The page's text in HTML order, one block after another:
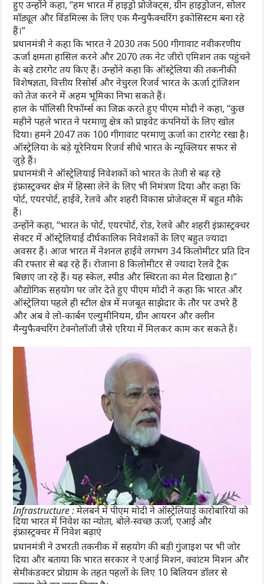
हुए उन्होंने कहा, “हम भारत में हाइड्रो प्रोजेक्ट्स, ग्रीन हाइड्रोजन, सोलर
मॉड्यूल और विंडमिल्स के लिए एक मैन्युफैक्चरिंग इकोसिस्टम बना रहे
हैं।”
प्रधानमंत्री ने कहा कि भारत ने 2030 तक 500 गीगावाट नवीकरणीय
ऊर्जा क्षमता हासिल करने और 2070 तक नेट जीरो एमिशन तक पहुंचने
के बड़े टारगेट तय किए हैं। उन्होंने कहा कि ऑस्ट्रेलिया की तकनीकी
विशेषज्ञता, वित्तीय रिसोर्स और नेचुरल रिजर्व भारत के ऊर्जा ट्रांजिशन
को तेज करने में अहम भूमिका निभा सकते हैं।
हाल के पॉलिसी रिफॉर्म्स का जिक्र करते हुए पीएम मोदी ने कहा, “कुछ
महीने पहले भारत ने परमाणु क्षेत्र को प्राइवेट कंपनियों के लिए खोल
दिया। हमने 2047 तक 100 गीगावाट परमाणु ऊर्जा का टारगेट रखा है।
ऑस्ट्रेलिया के बड़े यूरेनियम रिजर्व सीधे भारत के न्यूक्लियर सफर से
जुड़े हैं।
प्रधानमंत्री ने ऑस्ट्रेलियाई निवेशकों को भारत के तेजी से बढ़ रहे
इंफ्रास्ट्रक्चर क्षेत्र में हिस्सा लेने के लिए भी निमंत्रण दिया और कहा कि
पोर्ट, एयरपोर्ट, हाईवे, रेलवे और शहरी विकास प्रोजेक्ट्स में बहुत मौके
हैं।
उन्होंने कहा, “भारत के पोर्ट, एयरपोर्ट, रोड, रेलवे और शहरी इंफ्रास्ट्रक्चर
सेक्टर में ऑस्ट्रेलियाई दीर्घकालिक निवेशकों के लिए बहुत ज्यादा
अवसर हैं। आज भारत में नेशनल हाईवे लगभग 34 किलोमीटर प्रति दिन
की रफ्तार से बढ़ रहे हैं। रोजाना 8 किलोमीटर से ज्यादा रेलवे ट्रैक
बिछाए जा रहे हैं। यह स्केल, स्पीड और स्थिरता का मेल दिखाता है।”
औद्योगिक सहयोग पर जोर देते हुए पीएम मोदी ने कहा कि भारत और
ऑस्ट्रेलिया पहले ही स्टील क्षेत्र में मजबूत साझेदार के तौर पर उभरे हैं
और अब वे लो-कार्बन एल्युमीनियम, ग्रीन आयरन और क्लीन
मैन्युफैक्चरिंग टेक्नोलॉजी जैसे एरिया में मिलकर काम कर सकते हैं।
Infrastructure : मेलबर्न में पीएम मोदी ने ऑस्ट्रेलियाई कारोबारियों को
दिया भारत में निवेश का न्योता, बोले-स्वच्छ ऊर्जा, एआई और
इंफ्रास्ट्रक्चर में निवेश बढ़ाएं
प्रधानमंत्री ने उभरती तकनीक में सहयोग की बड़ी गुंजाइश पर भी जोर
दिया और बताया कि भारत सरकार ने एआई मिशन, क्वांटम मिशन और
सेमीकंडक्टर प्रोग्राम के तहत पहलों के लिए 10 बिलियन डॉलर से